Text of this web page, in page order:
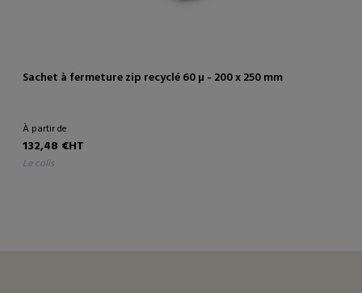
Sachet à fermeture zip recyclé 60 µ - 200 x 250 mm
À partir de
132,48 €HT
le colis